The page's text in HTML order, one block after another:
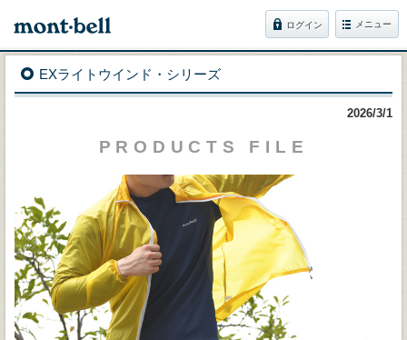
ログイン メニュー
EXライトウインド・シリーズ
2026/3/1
PRODUCTS FILE